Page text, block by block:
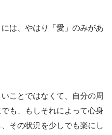
は、やはり「愛」のみがあ
ことではなくて、自分の周
も、もしそれによって心身
その状況を少しでも楽にし